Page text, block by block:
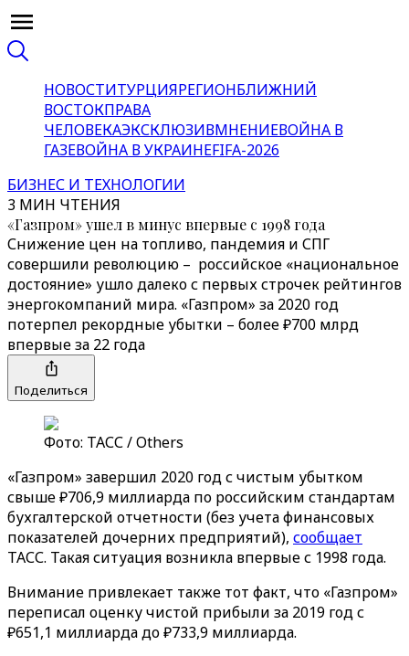
НОВОСТИТУРЦИЯРЕГИОНБЛИЖНИЙ
ВОСТОКПРАВА
ЧЕЛОВЕКАЭКСКЛЮЗИВМНЕНИЕВОЙНА В
ГАЗЕВОЙНА В УКРАИНЕFIFA-2026
БИЗНЕС И ТЕХНОЛОГИИ
3 МИН ЧТЕНИЯ
«Газпром» ушел в минус впервые с 1998 года
Снижение цен на топливо, пандемия и СПГ
совершили революцию – российское «национальное
достояние» ушло далеко с первых строчек рейтингов
энергокомпаний мира. «Газпром» за 2020 год
потерпел рекордные убытки – более ₽700 млрд
впервые за 22 года
Поделиться
Фото: ТАСС / Others
«Газпром» завершил 2020 год с чистым убытком
свыше ₽706,9 миллиарда по российским стандартам
бухгалтерской отчетности (без учета финансовых
показателей дочерних предприятий), сообщает
ТАСС. Такая ситуация возникла впервые с 1998 года.
Внимание привлекает также тот факт, что «Газпром»
переписал оценку чистой прибыли за 2019 год с
₽651,1 миллиарда до ₽733,9 миллиарда.